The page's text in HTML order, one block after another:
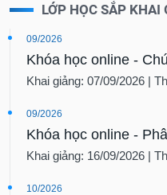
LỚP HỌC SẮP KHAI
09/2026
Khóa học online -
Khai giảng: 07/09/2026 |
09/2026
Khóa học online -
Khai giảng: 16/09/2026 |
10/2026